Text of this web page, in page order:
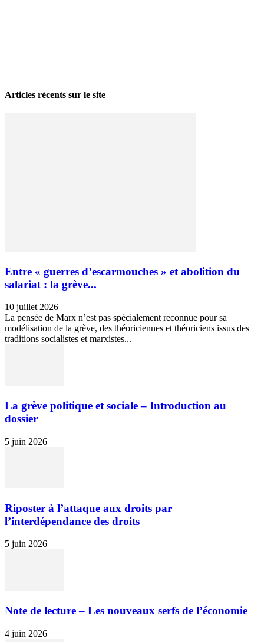
Articles récents sur le site
Entre « guerres d’escarmouches » et abolition du
salariat : la grève...
10 juillet 2026
La pensée de Marx n’est pas spécialement reconnue pour sa
modélisation de la grève, des théoriciennes et théoriciens issus des
traditions socialistes et marxistes...
La grève politique et sociale – Introduction au
dossier
5 juin 2026
Riposter à l’attaque aux droits par
l’interdépendance des droits
5 juin 2026
Note de lecture – Les nouveaux serfs de l’économie
4 juin 2026